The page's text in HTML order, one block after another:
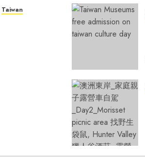
Taiwan